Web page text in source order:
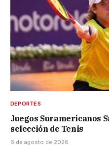
DEPORTES
Juegos Suramericanos
selección de Tenis
6 de agosto de 2026